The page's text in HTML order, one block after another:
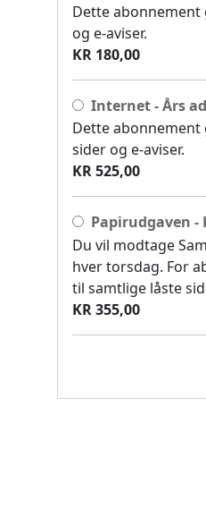
Dette
og e-aviser.
KR 180,00
Internet - Års
Dette
sider og e-aviser.
KR 525,00
Papirudgaven
Du vil modtage
hver torsdag. For
til samtlige låste
KR 355,00